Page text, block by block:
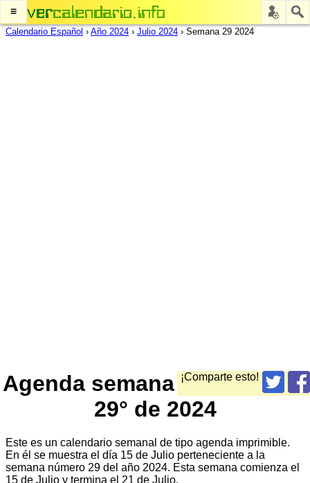
≡
Calendario Español › Año 2024 › Julio 2024 › Semana 29 2024
¡Comparte esto!
Agenda semana
29° de 2024
Este es un calendario semanal de tipo agenda imprimible.
En él se muestra el día 15 de Julio perteneciente a la
semana número 29 del año 2024. Esta semana comienza el
15 de Julio y termina el 21 de Julio.